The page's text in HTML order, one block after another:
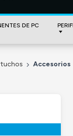
DE PC
Accesorios